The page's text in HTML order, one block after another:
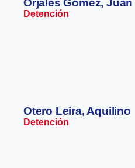
Orjales Gomez, Juan
Detención
Otero Leira, Aquilino
Detención